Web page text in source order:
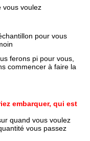
vous voulez
pour vous
ferons pi pour vous,
commencer à faire la
embarquer, qui est
quand vous voulez
vous passez